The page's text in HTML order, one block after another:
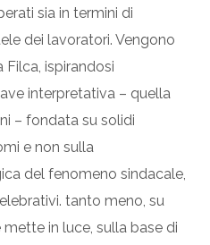
sia in termini di
dei lavoratori. Vengono
ispirandosi
interpretativa – quella
– fondata su solidi
e non sulla
del fenomeno sindacale,
tanto meno, su
mette in luce, sulla base di